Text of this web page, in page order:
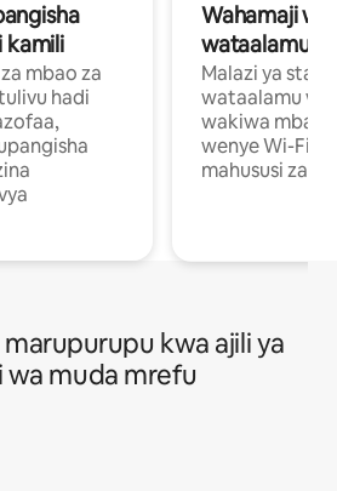
kamili
mbao za
hadi
Wahamaji
wataalamu
Malazi ya
wataalamu
wakiwa mbali
wenye Wi-Fi
mahususi za
kwa ajili ya
wa muda mrefu